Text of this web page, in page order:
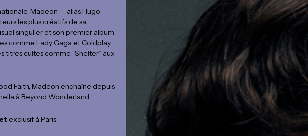
Madeon — alias Hugo
les plus créatifs de sa
singulier et son premier album
comme Lady Gaga et Coldplay,
titres cultes comme “Shelter” aux
Faith, Madeon enchaîne depuis
à Beyond Wonderland.
exclusif à Paris.